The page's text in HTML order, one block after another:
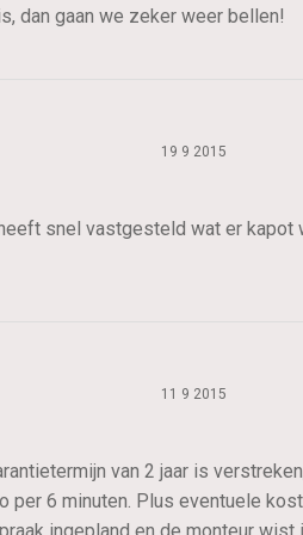
dan gaan we zeker weer bellen!
19 9 2015
snel vastgesteld wat er kapot
11 9 2015
van 2 jaar is
per 6 minuten. Plus eventuele
ingepland en de monteur